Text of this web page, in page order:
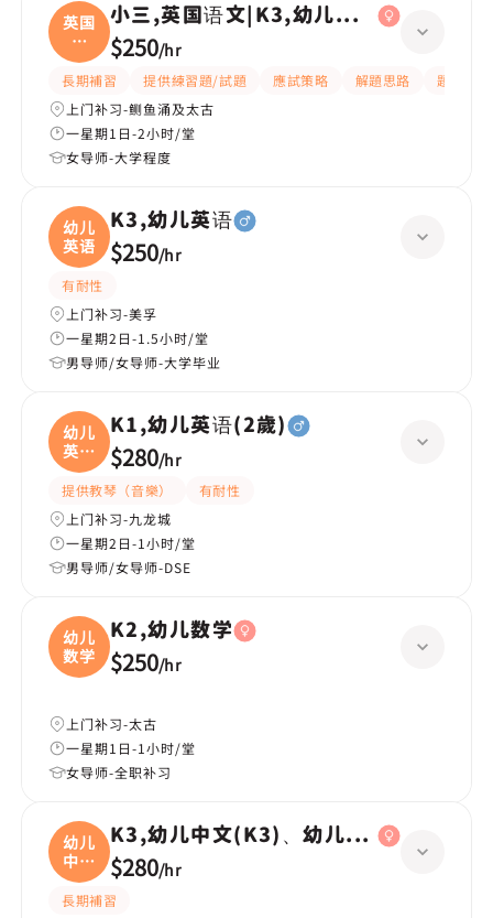
英国
语
文|
小三,英国语文|K3,幼儿英语
$250/hr
長期補習 提供練習題/試題 應試策略 解題思路
題目講解
上门补习-鲗鱼涌及太古
一星期1日-2小时/堂
女导师-大学程度
幼儿
英语
K3,幼儿英语
$250/hr
有耐性
上门补习-美孚
一星期2日-1.5小时/堂
男导师/女导师-大学毕业
幼儿
英语
(
K1,幼儿英语(2歲)
$280/hr
提供教琴（音樂）
有耐性
上门补习-九龙城
一星期2日-1小时/堂
男导师/女导师-DSE
幼儿
数学
K2,幼儿数学
$250/hr
上门补习-太古
一星期1日-1小时/堂
女导师-全职补习
幼儿
中文
(
K3,幼儿中文(K3)、幼儿数学(K3)
$280/hr
長期補習